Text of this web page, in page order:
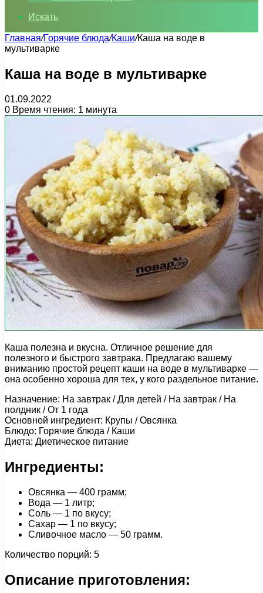
Искать
Главная/Горячие блюда/Каши/Каша на воде в
мультиварке
Каша на воде в мультиварке
01.09.2022
0 Время чтения: 1 минута
Каша полезна и вкусна. Отличное решение для
полезного и быстрого завтрака. Предлагаю вашему
вниманию простой рецепт каши на воде в мультиварке —
она особенно хороша для тех, у кого раздельное питание.
Назначение: На завтрак / Для детей / На завтрак / На
полдник / От 1 года
Основной ингредиент: Крупы / Овсянка
Блюдо: Горячие блюда / Каши
Диета: Диетическое питание
Ингредиенты:
Овсянка — 400 грамм;
Вода — 1 литр;
Соль — 1 по вкусу;
Сахар — 1 по вкусу;
Сливочное масло — 50 грамм.
Количество порций: 5
Описание приготовления: